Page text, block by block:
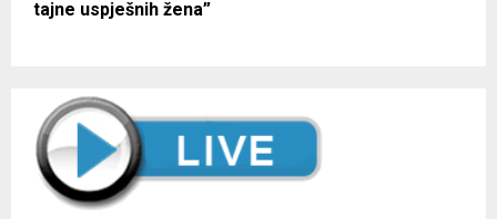
tajne uspješnih žena”